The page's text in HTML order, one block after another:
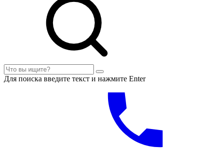
Для поиска введите текст и нажмите Enter